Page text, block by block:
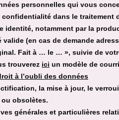
personnelles qui vous
dans le
notamment par la
(en cas de demande
Fait à … le … », suivie de
trouverez ici un modèle de
à l’oubli des données
la mise à jour, le
obsolètes.
générales et particulières